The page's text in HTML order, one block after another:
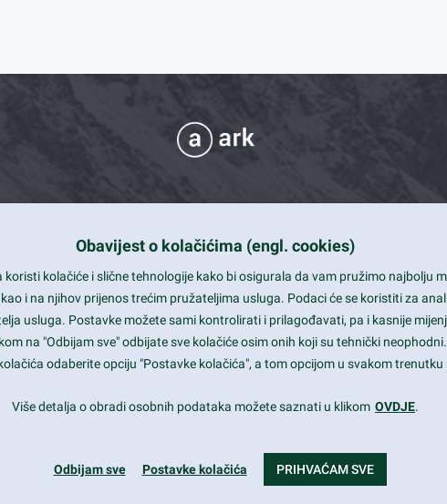
and beautiful design
Eelements
ready
Obavijest o kolačićima (engl. cookies)
koristi kolačiće i slične tehnologije kako bi osigurala da vam pružimo najbolju
i na njihov prijenos trećim pružateljima usluga. Podaci će se koristiti za
usluga. Postavke možete sami kontrolirati i prilagođavati, pa i kasnije
na "Odbijam sve" odbijate sve kolačiće osim onih koji su tehnički neophodni.
odaberite opciju "Postavke kolačića", a tom opcijom u svakom
Više detalja o obradi osobnih podataka možete saznati u klikom OVDJE.
Odbijam sve Postavke kolačića PRIHVAĆAM SVE